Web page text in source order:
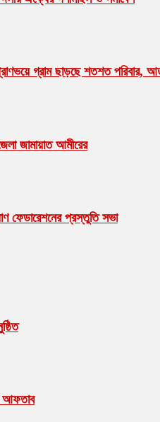
প্রাণভয়ে গ্রাম ছাড়ছে শতশত
জামায়াত আমীরের
ফেডারেশনের প্রস্তুতি সভা
আফতাব